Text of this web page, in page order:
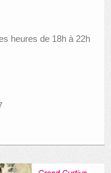
heures de 18h à 22h